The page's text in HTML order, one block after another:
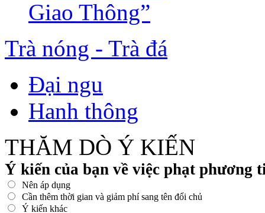
Giao Thông”
Trà nóng - Trà đá
Đại ngu
Hanh thông
THĂM DÒ Ý KIẾN
Ý kiến của bạn về việc phạt phương
Nên áp dụng
Cần thêm thời gian và giảm phí sang tên đổi chủ
Ý kiến khác